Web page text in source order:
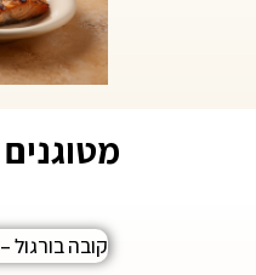
מטוגנים
קובה בורגול – 9.90 ש״ח